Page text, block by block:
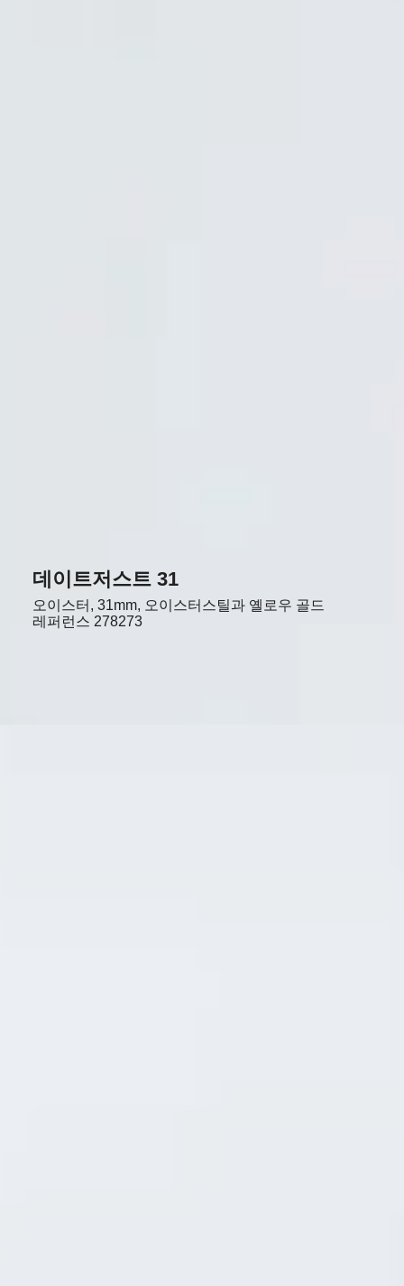
데이트저스트 31
오이스터, 31mm, 오이스터스틸과 옐로우 골드
레퍼런스 278273